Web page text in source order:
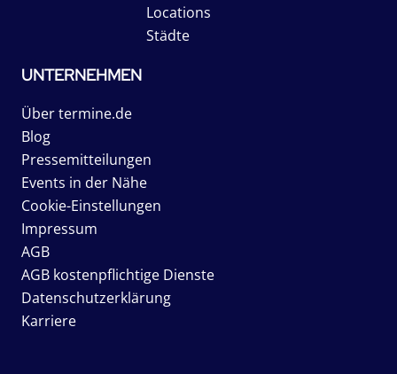
Locations
Städte
UNTERNEHMEN
Über termine.de
Blog
Pressemitteilungen
Events in der Nähe
Cookie-Einstellungen
Impressum
AGB
AGB kostenpflichtige Dienste
Datenschutzerklärung
Karriere